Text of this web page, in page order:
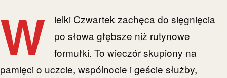
W
ielki Czwartek zachęca do sięgnięcia
po słowa głębsze niż rutynowe
formułki. To wieczór skupiony na
pamięci o uczcie, wspólnocie i geście służby,